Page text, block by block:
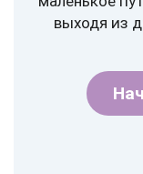
выходя из